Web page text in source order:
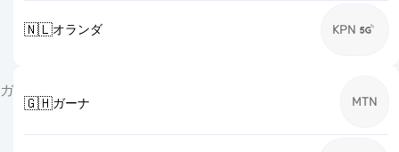
🇳🇱オランダ KPN
ガ
🇬🇭ガーナ MTN